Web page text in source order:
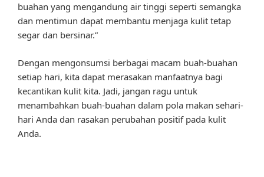
buahan yang mengandung air tinggi seperti semangka
dan mentimun dapat membantu menjaga kulit tetap
segar dan bersinar.”
Dengan mengonsumsi berbagai macam buah-buahan
setiap hari, kita dapat merasakan manfaatnya bagi
kecantikan kulit kita. Jadi, jangan ragu untuk
menambahkan buah-buahan dalam pola makan sehari-
hari Anda dan rasakan perubahan positif pada kulit
Anda.